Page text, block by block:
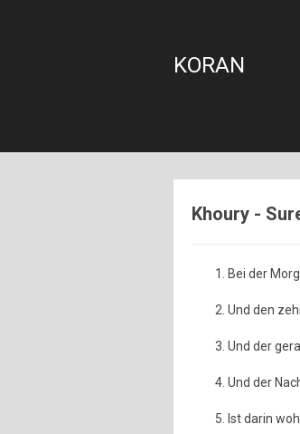
KORAN
Khoury -
Bei der
Und den
Und der
Und der
Ist darin